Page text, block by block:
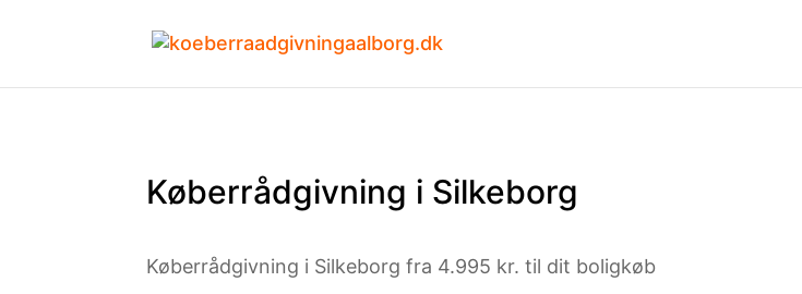
Køberrådgivning i Silkeborg
Køberrådgivning i Silkeborg fra 4.995 kr. til dit boligkøb